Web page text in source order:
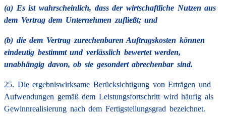
(a) Es ist wahrscheinlich, dass der wirtschaftliche Nutzen aus
dem Vertrag dem Unternehmen zufließt; und
(b) die dem Vertrag zurechenbaren Auftragskosten können
eindeutig bestimmt und verlässlich bewertet werden,
unabhängig davon, ob sie gesondert abrechenbar sind.
25. Die ergebniswirksame Berücksichtigung von Erträgen und
Aufwendungen gemäß dem Leistungsfortschritt wird häufig als
Gewinnrealisierung nach dem Fertigstellungsgrad bezeichnet.